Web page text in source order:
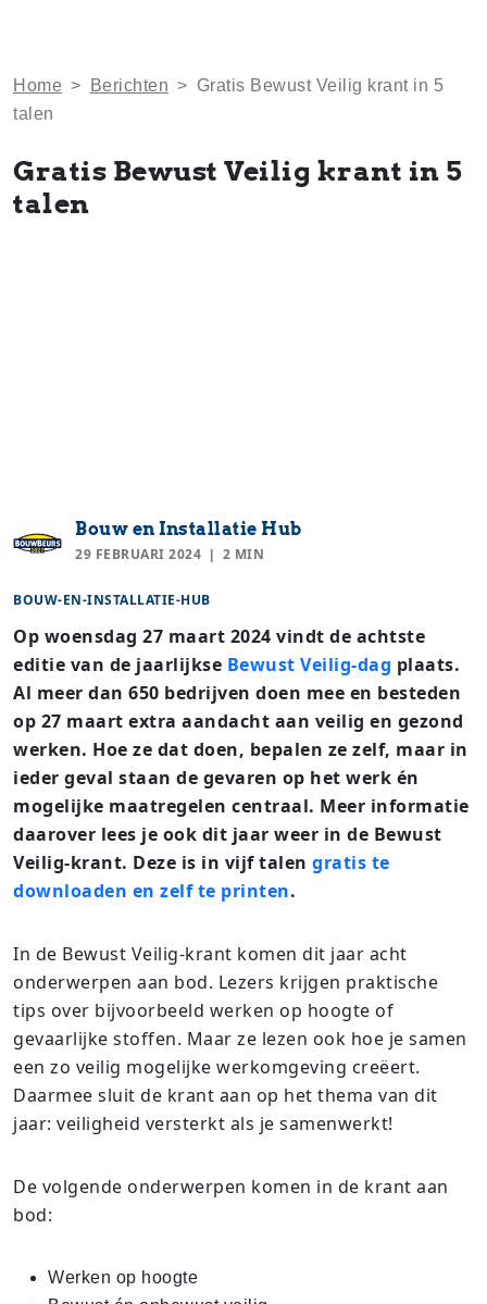
Home > Berichten > Gratis Bewust Veilig krant in 5
talen
Gratis Bewust Veilig krant in 5
talen
Bouw en Installatie Hub
29 FEBRUARI 2024 2 MIN
BOUW-EN-INSTALLATIE-HUB
Op woensdag 27 maart 2024 vindt de achtste
editie van de jaarlijkse Bewust Veilig-dag plaats.
Al meer dan 650 bedrijven doen mee en besteden
op 27 maart extra aandacht aan veilig en gezond
werken. Hoe ze dat doen, bepalen ze zelf, maar in
ieder geval staan de gevaren op het werk én
mogelijke maatregelen centraal. Meer informatie
daarover lees je ook dit jaar weer in de Bewust
Veilig-krant. Deze is in vijf talen gratis te
downloaden en zelf te printen.
In de Bewust Veilig-krant komen dit jaar acht
onderwerpen aan bod. Lezers krijgen praktische
tips over bijvoorbeeld werken op hoogte of
gevaarlijke stoffen. Maar ze lezen ook hoe je samen
een zo veilig mogelijke werkomgeving creëert.
Daarmee sluit de krant aan op het thema van dit
jaar: veiligheid versterkt als je samenwerkt!
De volgende onderwerpen komen in de krant aan
bod:
Werken op hoogte